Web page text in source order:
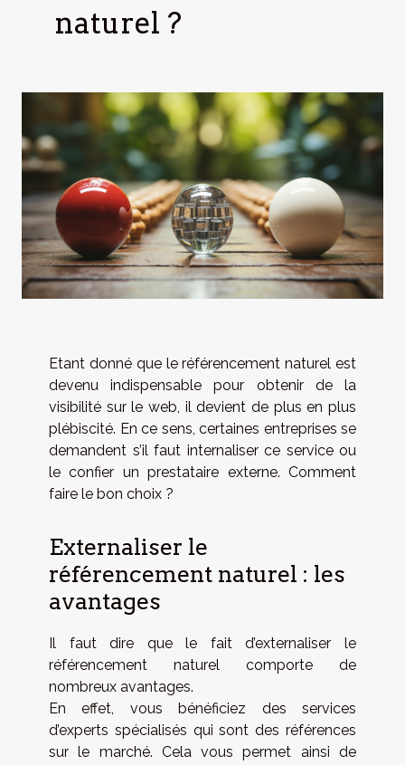
naturel ?
Etant donné que le référencement naturel est
devenu indispensable pour obtenir de la
visibilité sur le web, il devient de plus en plus
plébiscité. En ce sens, certaines entreprises se
demandent s’il faut internaliser ce service ou
le confier un prestataire externe. Comment
faire le bon choix ?
Externaliser le
référencement naturel : les
avantages
Il faut dire que le fait d’externaliser le
référencement naturel comporte de
nombreux avantages.
En effet, vous bénéficiez des services
d’experts spécialisés qui sont des références
sur le marché. Cela vous permet ainsi de